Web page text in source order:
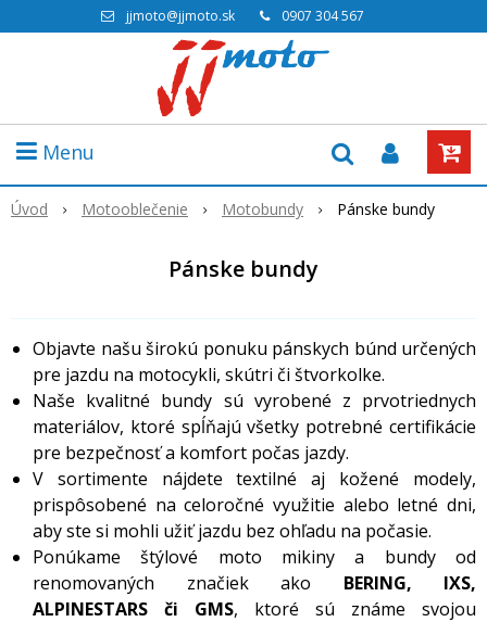
jjmoto@jjmoto.sk 0907 304 567
Menu
Úvod Motooblečenie Motobundy Pánske bundy
Pánske bundy
Objavte našu širokú ponuku pánskych búnd určených
pre jazdu na motocykli, skútri či štvorkolke.
Naše kvalitné bundy sú vyrobené z prvotriednych
materiálov, ktoré spĺňajú všetky potrebné certifikácie
pre bezpečnosť a komfort počas jazdy.
V sortimente nájdete textilné aj kožené modely,
prispôsobené na celoročné využitie alebo letné dni,
aby ste si mohli užiť jazdu bez ohľadu na počasie.
Ponúkame štýlové moto mikiny a bundy od
renomovaných značiek ako BERING, IXS,
ALPINESTARS či GMS, ktoré sú známe svojou